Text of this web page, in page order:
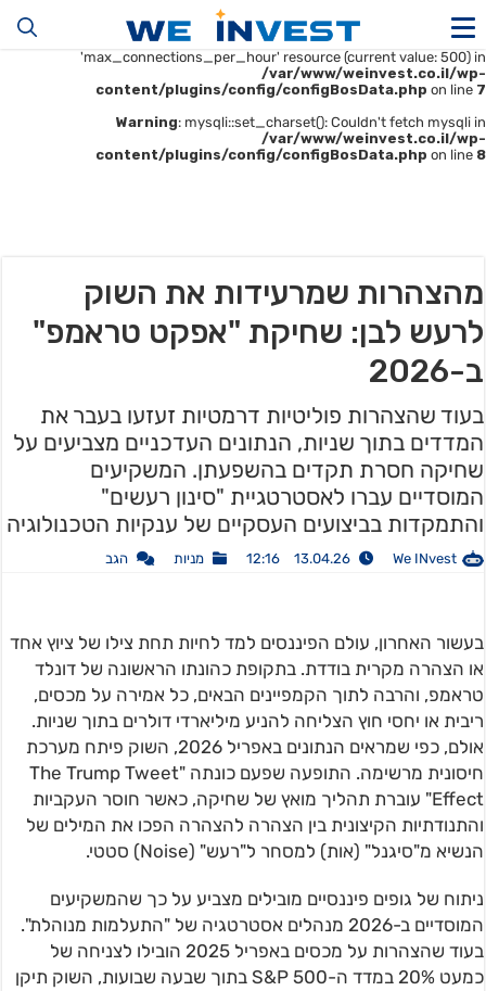
Warning
: mysqli::__construct(): (HY000/1226): User
'u414896523_maofData' has exceeded the
'max_connections_per_hour' resource (current value: 500) in
/var/www/weinvest.co.il/wp-
content/plugins/config/configBosData.php on line 7
Warning: mysqli::set_charset(): Couldn't fetch mysqli in
/var/www/weinvest.co.il/wp-
content/plugins/config/configBosData.php on line 8
מהצהרות שמרעידות את השוק
לרעש לבן: שחיקת "אפקט טראמפ"
ב-2026
בעוד שהצהרות פוליטיות דרמטיות זעזעו בעבר את
המדדים בתוך שניות, הנתונים העדכניים מצביעים על
שחיקה חסרת תקדים בהשפעתן. המשקיעים
המוסדיים עברו לאסטרטגיית "סינון רעשים"
והתמקדות בביצועים העסקיים של ענקיות הטכנולוגיה
We INvest
13.04.26 12:16 מניות הגב
בעשור האחרון, עולם הפיננסים למד לחיות תחת צילו של ציוץ אחד
או הצהרה מקרית בודדת. בתקופת כהונתו הראשונה של דונלד
טראמפ, והרבה לתוך הקמפיינים הבאים, כל אמירה על מכסים,
ריבית או יחסי חוץ הצליחה להניע מיליארדי דולרים בתוך שניות.
אולם, כפי שמראים הנתונים באפריל 2026, השוק פיתח מערכת
חיסונית מרשימה. התופעה שפעם כונתה "The Trump Tweet
Effect" עוברת תהליך מואץ של שחיקה, כאשר חוסר העקביות
והתנודתיות הקיצונית בין הצהרה להצהרה הפכו את המילים של
הנשיא מ"סיגנל" (אות) למסחר ל"רעש" (Noise) סטטי.
ניתוח של גופים פיננסיים מובילים מצביע על כך שהמשקיעים
המוסדיים ב-2026 מנהלים אסטרטגיה של "התעלמות מנוהלת".
בעוד שהצהרות על מכסים באפריל 2025 הובילו לצניחה של
כמעט 20% במדד ה-S&P 500 בתוך שבעה שבועות, השוק תיקן